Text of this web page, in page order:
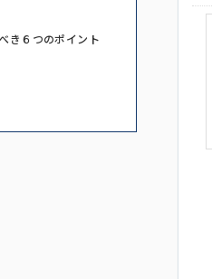
き６つのポイント